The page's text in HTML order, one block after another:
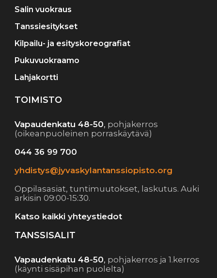
Salin vuokraus
Tanssiesitykset
Kilpailu- ja esityskoreografiat
Pukuvuokraamo
Lahjakortti
TOIMISTO
Vapaudenkatu 48-50, pohjakerros
(oikeanpuoleinen porraskäytävä)
044 36 99 700
yhdistys@jyvaskylantanssiopisto.org
Oppilasasiat, tuntimuutokset, laskutus. Auki
arkisin 09:00-15:30.
Katso kaikki yhteystiedot
TANSSISALIT
Vapaudenkatu 48-50, pohjakerros ja 1.kerros
(käynti sisäpihan puolelta)